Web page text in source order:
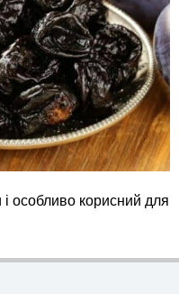
і особливо корисний для